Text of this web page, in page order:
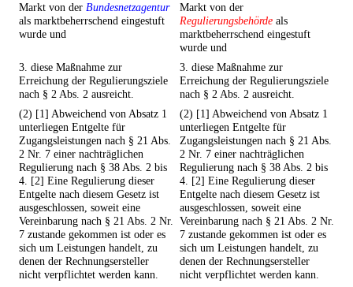
Markt von der Bundesnetzagentur
als marktbeherrschend eingestuft
wurde und
Markt von der
Regulierungsbehörde als
marktbeherrschend eingestuft
wurde und
3. diese Maßnahme zur
Erreichung der Regulierungsziele
nach § 2 Abs. 2 ausreicht.
3. diese Maßnahme zur
Erreichung der Regulierungsziele
nach § 2 Abs. 2 ausreicht.
(2) [1] Abweichend von Absatz 1
unterliegen Entgelte für
Zugangsleistungen nach § 21 Abs.
2 Nr. 7 einer nachträglichen
Regulierung nach § 38 Abs. 2 bis
4. [2] Eine Regulierung dieser
Entgelte nach diesem Gesetz ist
ausgeschlossen, soweit eine
Vereinbarung nach § 21 Abs. 2 Nr.
7 zustande gekommen ist oder es
sich um Leistungen handelt, zu
denen der Rechnungsersteller
nicht verpflichtet werden kann.
(2) [1] Abweichend von Absatz 1
unterliegen Entgelte für
Zugangsleistungen nach § 21 Abs.
2 Nr. 7 einer nachträglichen
Regulierung nach § 38 Abs. 2 bis
4. [2] Eine Regulierung dieser
Entgelte nach diesem Gesetz ist
ausgeschlossen, soweit eine
Vereinbarung nach § 21 Abs. 2 Nr.
7 zustande gekommen ist oder es
sich um Leistungen handelt, zu
denen der Rechnungsersteller
nicht verpflichtet werden kann.